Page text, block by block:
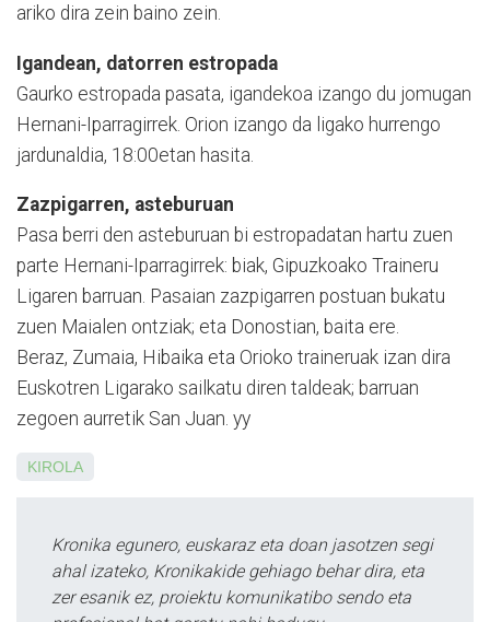
ariko dira zein baino zein.
Igandean, datorren estropada
Gaurko estropada pasata, igandekoa izango du jomugan
Hernani-Iparragirrek. Orion izango da ligako hurrengo
jardunaldia, 18:00etan hasita.
Zazpigarren, asteburuan
Pasa berri den asteburuan bi estropadatan hartu zuen
parte Hernani-Iparragirrek: biak, Gipuzkoako Traineru
Ligaren barruan. Pasaian zazpigarren postuan bukatu
zuen Maialen ontziak; eta Do­nos­tian, baita ere.
Beraz, Zumaia, Hibaika eta Orioko traineruak izan dira
Euskotren Ligarako sailkatu diren taldeak; barruan
zegoen aurretik San Juan. yy
KIROLA
Kronika egunero, euskaraz eta doan jasotzen segi
ahal izateko, Kronikakide gehiago behar dira, eta
zer esanik ez, proiektu komunikatibo sendo eta